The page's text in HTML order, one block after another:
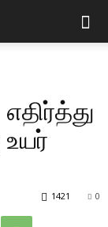
0
1421